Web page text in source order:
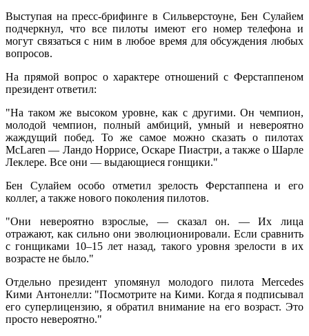
Выступая на пресс-брифинге в Сильверстоуне, Бен Сулайем
подчеркнул, что все пилоты имеют его номер телефона и
могут связаться с ним в любое время для обсуждения любых
вопросов.
На прямой вопрос о характере отношений с Ферстаппеном
президент ответил:
"На таком же высоком уровне, как с другими. Он чемпион,
молодой чемпион, полный амбиций, умный и невероятно
жаждущий побед. То же самое можно сказать о пилотах
McLaren — Ландо Норрисе, Оскаре Пиастри, а также о Шарле
Леклере. Все они — выдающиеся гонщики."
Бен Сулайем особо отметил зрелость Ферстаппена и его
коллег, а также нового поколения пилотов.
"Они невероятно взрослые, — сказал он. — Их лица
отражают, как сильно они эволюционировали. Если сравнить
с гонщиками 10–15 лет назад, такого уровня зрелости в их
возрасте не было."
Отдельно президент упомянул молодого пилота Mercedes
Кими Антонелли: "Посмотрите на Кими. Когда я подписывал
его суперлицензию, я обратил внимание на его возраст. Это
просто невероятно."